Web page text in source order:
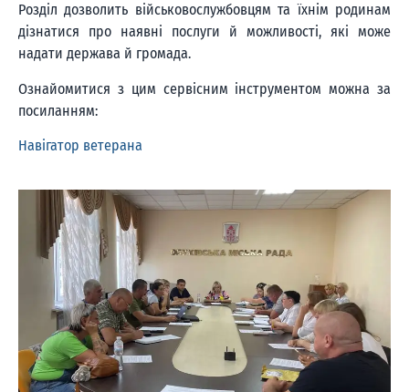
Розділ дозволить військовослужбовцям та їхнім родинам
дізнатися про наявні послуги й можливості, які може
надати держава й громада.
Ознайомитися з цим сервісним інструментом можна за
посиланням:
Навігатор ветерана